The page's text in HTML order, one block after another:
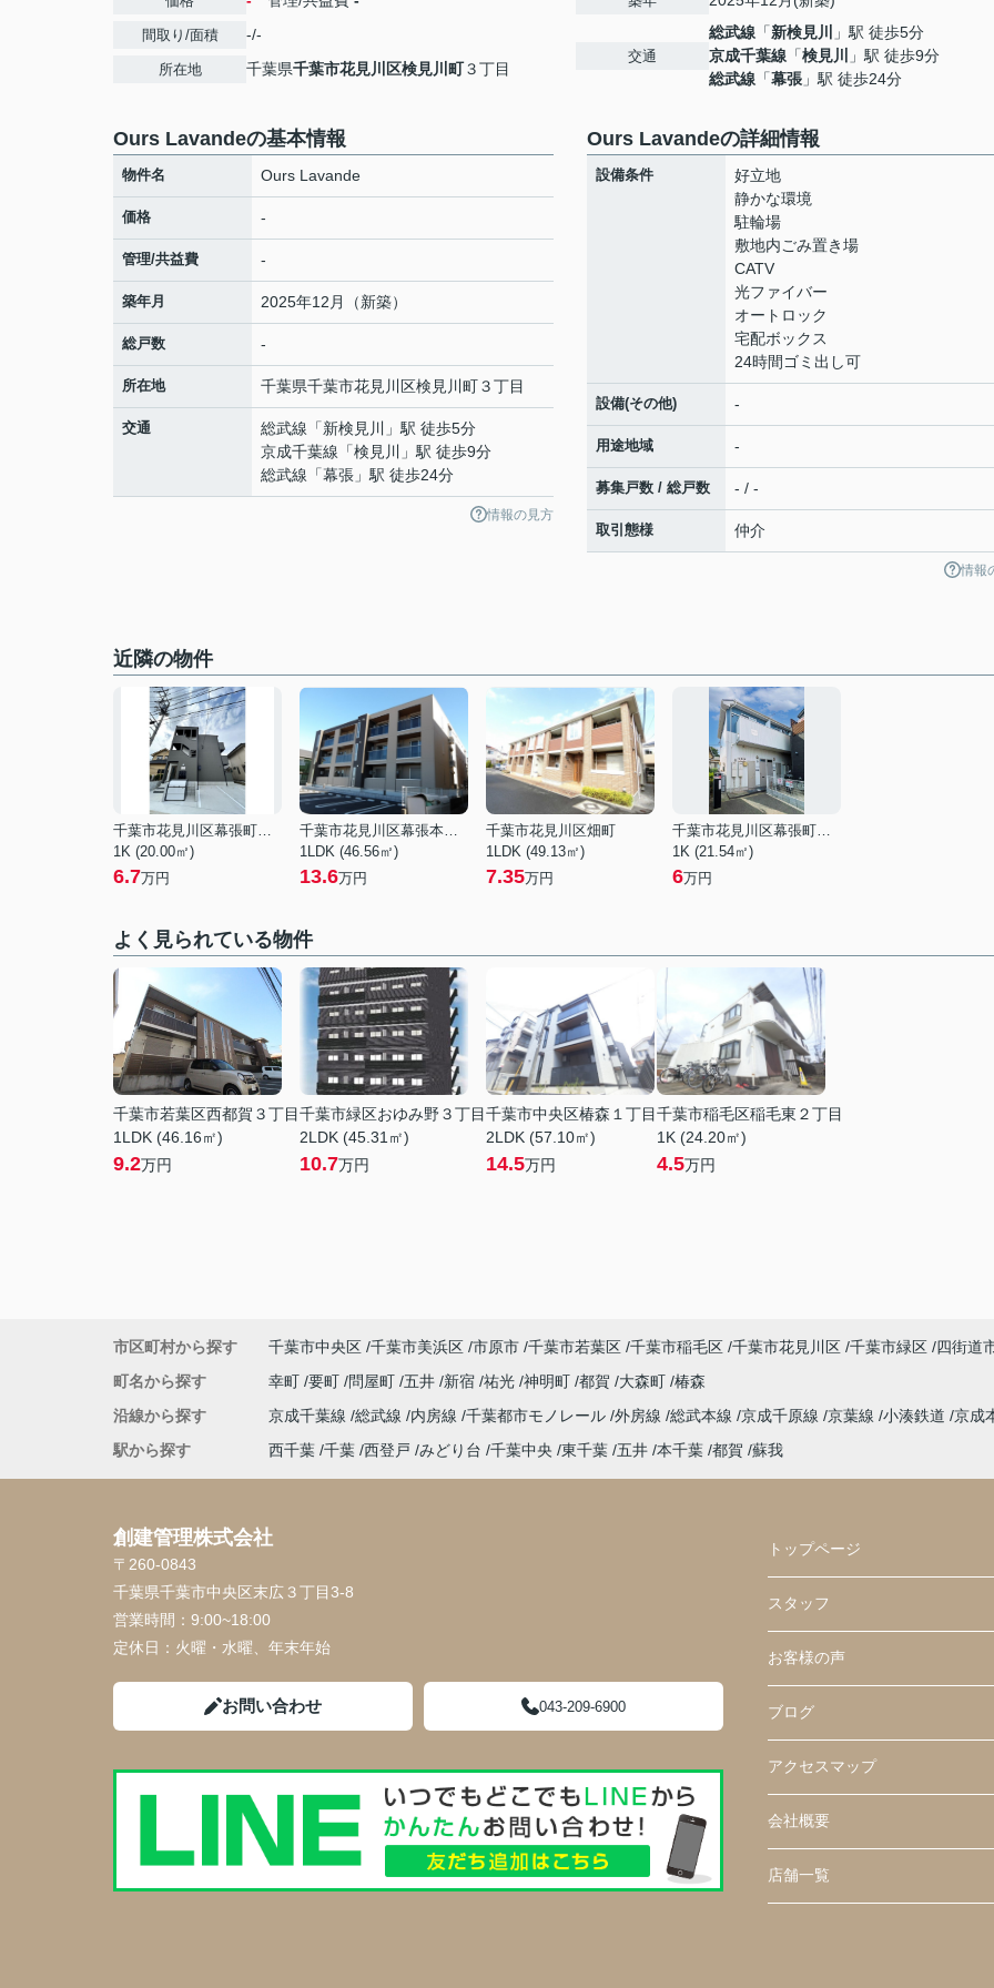
間取り/面積 -/-
所在地 千葉県千葉市花見川区検見川町３丁目
交通
総武線 「新検見川
」駅 徒歩5分
京成千葉線 「検見川
」駅 徒歩9分
総武線 「幕張 」駅 徒歩24分
Ours Lavandeの基本情報
物件名 Ours Lavande
価格 -
管理/共益費 -
築年月 2025年12月（新築）
総戸数 -
所在地 千葉県千葉市花見川区検見川町３丁目
交通 総武線 「新検見川
」駅 徒歩5分
京成千葉線 「検見川
」駅 徒歩9分
総武線 「幕張 」駅 徒歩24分
情報の見方
Ours Lavandeの詳細情報
設備条件
好立地
静かな環境
駐輪場
敷地内ごみ置き場
CATV
光ファイバー
オートロック
宅配ボックス
24時間ゴミ出し可
設備(その他) -
用途地域 -
募集戸数 / 総戸数 - / -
取引態様 仲介
情報
近隣の物件
千葉市花見川区幕張町４丁目
1K (20.00㎡)
6.7万円
千葉市花見川区幕張本郷１丁目
1LDK (46.56㎡)
13.6万円
千葉市花見川区畑町
1LDK (49.13㎡)
7.35万円
千葉市花見川区幕張町３丁目
1K (21.54㎡)
6万円
よく見られている物件
千葉市若葉区西都賀３丁目
1LDK (46.16㎡)
9.2万円
千葉市緑区おゆみ野３丁目
2LDK (45.31㎡)
10.7万円
千葉市中央区椿森１丁目
2LDK (57.10㎡)
14.5万円
千葉市稲毛区稲毛東２丁目
1K (24.20㎡)
4.5万円
市区町村から探す 千葉市中央区 千葉市美浜区 市原市 千葉市若葉区 千葉市稲毛区 千葉市花見川区 千葉市緑区 四街道
町名から探す
幸町 要町 問屋町 五井 新宿 祐光 神明町 都賀 大森町 椿森
沿線から探す
京成千葉線 総武線 内房線 千葉都市モノレール 外房線 総武本線 京成千原線 京葉線 小湊鉄道 京成
駅から探す
西千葉 千葉 西登戸 みどり台 千葉中央 東千葉 五井 本千葉 都賀 蘇我
創建管理株式会社
〒260-0843
千葉県千葉市中央区末広３丁目3-8
営業時間： 9:00~18:00
定休日： 火曜・水曜、年末年始
お問い合わせ 043-209-6900
トップページ
スタッフ
お客様の声
ブログ
アクセスマップ
会社概要
店舗一覧